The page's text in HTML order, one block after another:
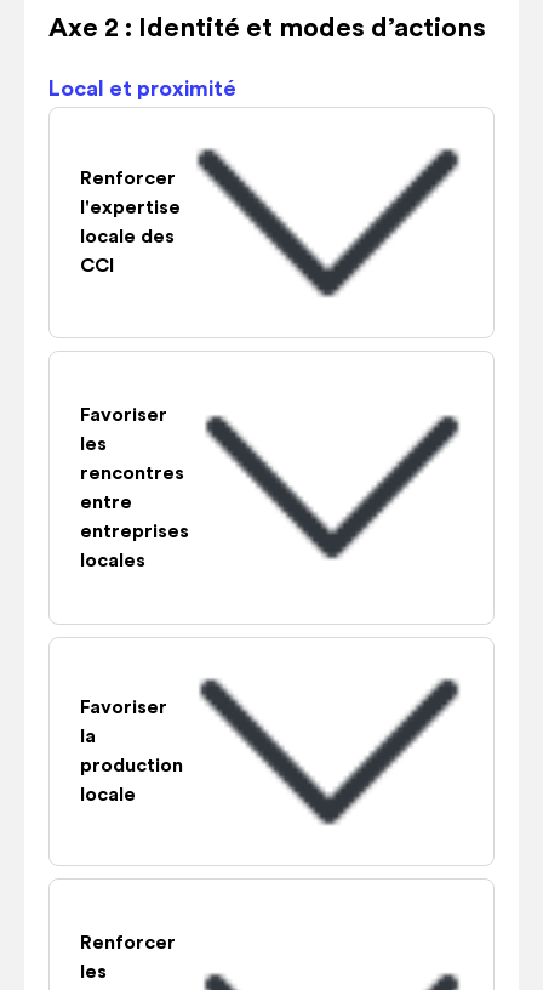
Axe 2 : Identité et modes d’actions
Local et proximité
Renforcer
l'expertise
locale des
CCI
Favoriser
les
rencontres
entre
entreprises
locales
Favoriser
la
production
locale
Renforcer
les